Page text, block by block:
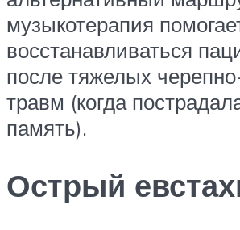
музыкотерапия
восстанавливаться
после тяжелых
травм (когда
память).
Острый